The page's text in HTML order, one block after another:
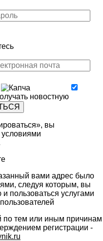
новостную
вы
условиями
вами адрес было
следуя которым, вы
пользоваться услугами
по тем или иным причинам
регистрации -